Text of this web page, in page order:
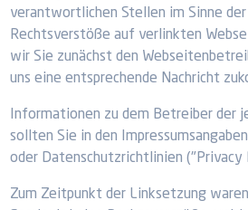
verantwortlichen Stellen im Sinne der
Rechtsverstöße auf verlinkten
wir Sie zunächst den
uns eine entsprechende Nachricht
Informationen zu dem Betreiber der
sollten Sie in den
oder Datenschutzrichtlinien ("Privacy
Zum Zeitpunkt der Linksetzung